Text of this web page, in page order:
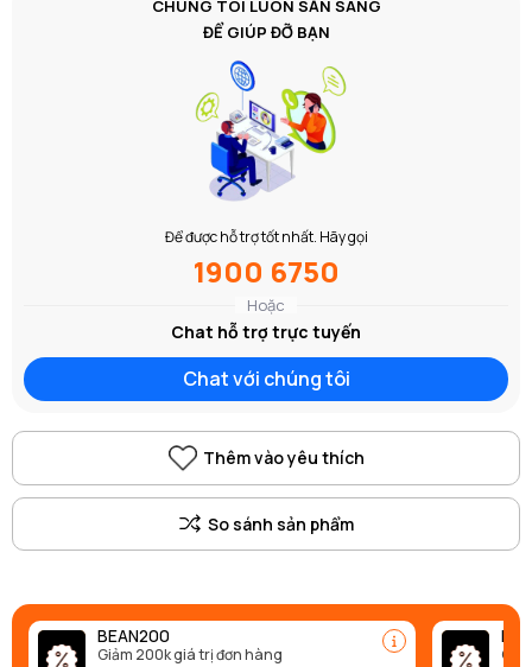
CHÚNG TÔI LUÔN SẴN SÀNG
ĐỂ GIÚP ĐỠ BẠN
Để được hỗ trợ tốt nhất. Hãy gọi
1900 6750
Hoặc
Chat hỗ trợ trực tuyến
Chat với chúng tôi
Thêm vào yêu thích
BEAN200
Giảm 200k giá trị đơn hàng